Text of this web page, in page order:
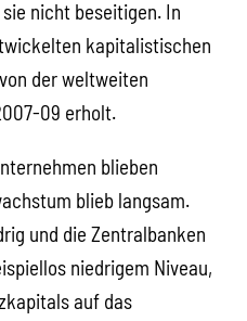
nicht beseitigen. In
kapitalistischen
der weltweiten
09 erholt.
blieben
blieb langsam.
und die Zentralbanken
niedrigem Niveau,
auf das